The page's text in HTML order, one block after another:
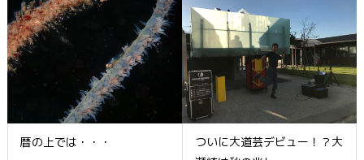
暦の上では・・・
ついに大道芸デビュー！？大